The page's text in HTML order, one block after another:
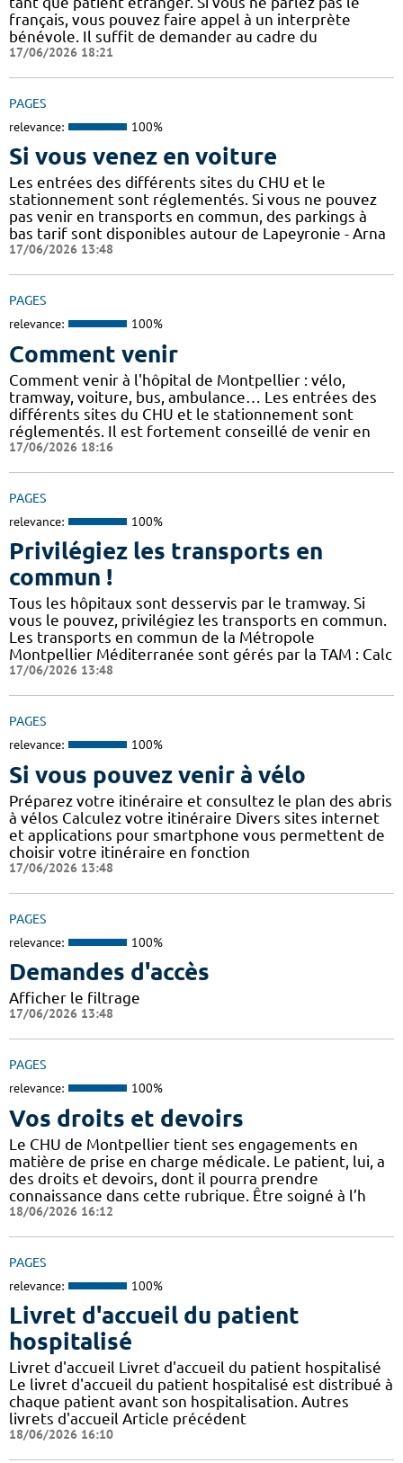
français, vous pouvez faire appel à un interprète
bénévole. Il suffit de demander au cadre du
17/06/2026 18:21
PAGES
relevance: 100%
Si vous venez en voiture
Les entrées des différents sites du CHU et le
stationnement sont réglementés. Si vous ne pouvez
pas venir en transports en commun, des parkings à
bas tarif sont disponibles autour de Lapeyronie - Arna
17/06/2026 13:48
PAGES
relevance: 100%
Comment venir
Comment venir à l'hôpital de Montpellier : vélo,
tramway, voiture, bus, ambulance… Les entrées des
différents sites du CHU et le stationnement sont
réglementés. Il est fortement conseillé de venir en
17/06/2026 18:16
PAGES
relevance: 100%
Privilégiez les transports en
commun !
Tous les hôpitaux sont desservis par le tramway. Si
vous le pouvez, privilégiez les transports en commun.
Les transports en commun de la Métropole
Montpellier Méditerranée sont gérés par la TAM : Calc
17/06/2026 13:48
PAGES
relevance: 100%
Si vous pouvez venir à vélo
Préparez votre itinéraire et consultez le plan des abris
à vélos Calculez votre itinéraire Divers sites internet
et applications pour smartphone vous permettent de
choisir votre itinéraire en fonction
17/06/2026 13:48
PAGES
relevance: 100%
Demandes d'accès
Afficher le filtrage
17/06/2026 13:48
PAGES
relevance: 100%
Vos droits et devoirs
Le CHU de Montpellier tient ses engagements en
matière de prise en charge médicale. Le patient, lui, a
des droits et devoirs, dont il pourra prendre
connaissance dans cette rubrique. Être soigné à l’h
18/06/2026 16:12
PAGES
relevance: 100%
Livret d'accueil du patient
hospitalisé
Livret d'accueil Livret d'accueil du patient hospitalisé
Le livret d'accueil du patient hospitalisé est distribué à
chaque patient avant son hospitalisation. Autres
livrets d'accueil Article précédent
18/06/2026 16:10